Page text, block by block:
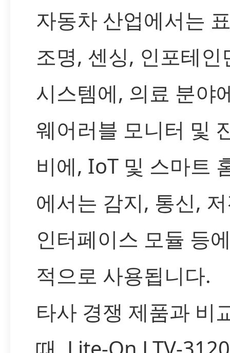
자동차 산업에서는
조명, 센싱, 인포테인
시스템에, 의료 분야
웨어러블 모니터 및
비에, IoT 및 스마트
에서는 감지, 통신,
인터페이스 모듈 등
적으로 사용됩니다.
타사 경쟁 제품과 비